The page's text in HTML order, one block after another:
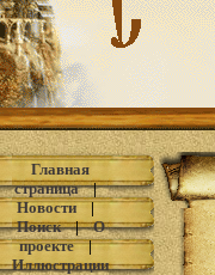
Главная
страница|
Новости|
Поиск|О
проекте|
Иллюстрации